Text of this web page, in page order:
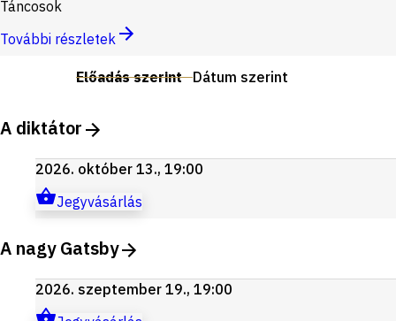
Táncosok
További részletek
Előadás szerint Dátum szerint
A diktátor
2026. október 13., 19:00
Jegyvásárlás
A nagy Gatsby
2026. szeptember 19., 19:00